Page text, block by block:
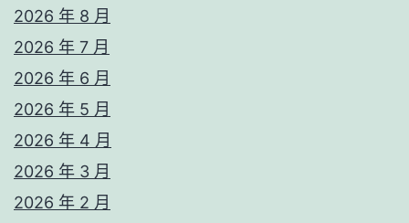
2026 年 8 月
2026 年 7 月
2026 年 6 月
2026 年 5 月
2026 年 4 月
2026 年 3 月
2026 年 2 月